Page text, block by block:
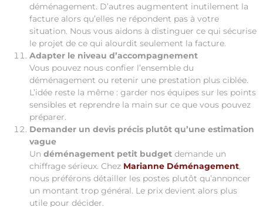
déménagement. D’autres augmentent inutilement la
facture alors qu’elles ne répondent pas à votre
situation. Nous vous aidons à distinguer ce qui sécurise
le projet de ce qui alourdit seulement la facture.
Adapter le niveau d’accompagnement
Vous pouvez nous confier l’ensemble du
déménagement ou retenir une prestation plus ciblée.
L’idée reste la même : garder nos équipes sur les points
sensibles et reprendre la main sur ce que vous pouvez
préparer.
Demander un devis précis plutôt qu’une estimation
vague
Un déménagement petit budget demande un
chiffrage sérieux. Chez Marianne Déménagement,
nous préférons détailler les postes plutôt qu’annoncer
un montant trop général. Le prix devient alors plus
utile pour décider.